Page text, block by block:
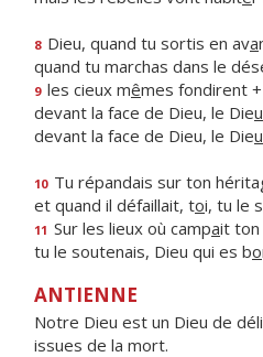
8 Dieu, quand tu sortis en ava
quand tu marchas dans le
9 les cieux mêmes fondirent +
devant la face de Dieu, le Dieu
devant la face de Dieu, le Dieu
10 Tu répandais sur ton
et quand il défaillait, toi, tu le
11 Sur les lieux où campait ton
tu le soutenais, Dieu qui es bo
ANTIENNE
Notre Dieu est un Dieu de
issues de la mort.